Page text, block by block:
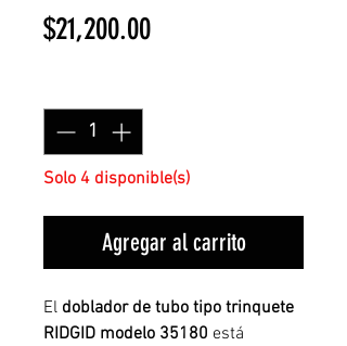
$21,200.00Precio
Solo 4 disponible(s)
Agregar al carrito
El doblador de tubo tipo trinquete
RIDGID modelo 35180 está